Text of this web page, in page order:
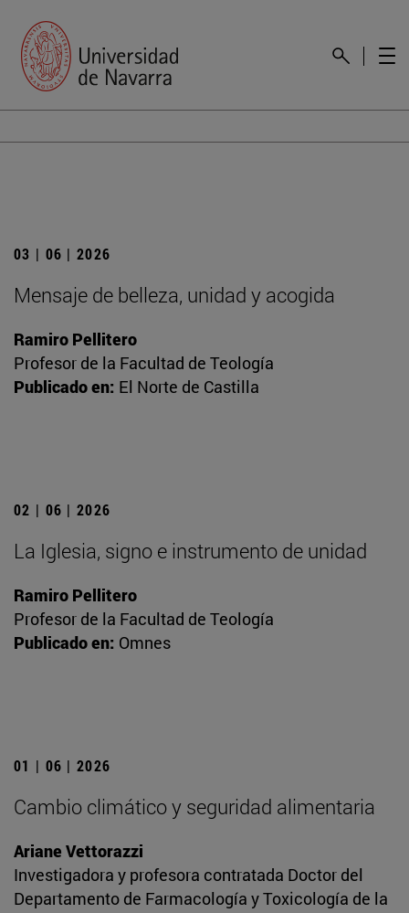
03 | 06 | 2026
Mensaje de belleza, unidad y acogida
Ramiro Pellitero
Profesor de la Facultad de Teología
Publicado en: El Norte de Castilla
02 | 06 | 2026
La Iglesia, signo e instrumento de unidad
Ramiro Pellitero
Profesor de la Facultad de Teología
Publicado en: Omnes
01 | 06 | 2026
Cambio climático y seguridad alimentaria
Ariane Vettorazzi
Investigadora y profesora contratada Doctor del
Departamento de Farmacología y Toxicología de la